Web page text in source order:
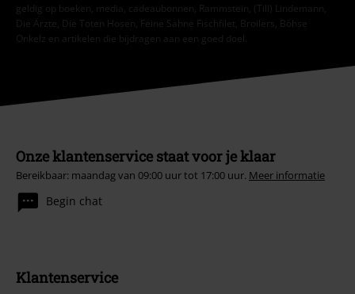
geldig op boeken, media, cadeaubonnen, Rammstein, (Till) Lindemann,
Die Ärzte, Die Toten Hosen, Feine Sahne Fischfilet, Broilers, Böhse
Onkelz en artikelen die bijdragen aan een goed doel.
Onze klantenservice staat voor je klaar
Bereikbaar: maandag van 09:00 uur tot 17:00 uur. Meer informatie
Begin chat
Klantenservice